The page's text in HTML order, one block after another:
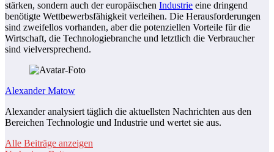
stärken, sondern auch der europäischen Industrie eine dringend
benötigte Wettbewerbsfähigkeit verleihen. Die Herausforderungen
sind zweifellos vorhanden, aber die potenziellen Vorteile für die
Wirtschaft, die Technologiebranche und letztlich die Verbraucher
sind vielversprechend.
Alexander Matow
Alexander analysiert täglich die aktuellsten Nachrichten aus den
Bereichen Technologie und Industrie und wertet sie aus.
Alle Beiträge anzeigen